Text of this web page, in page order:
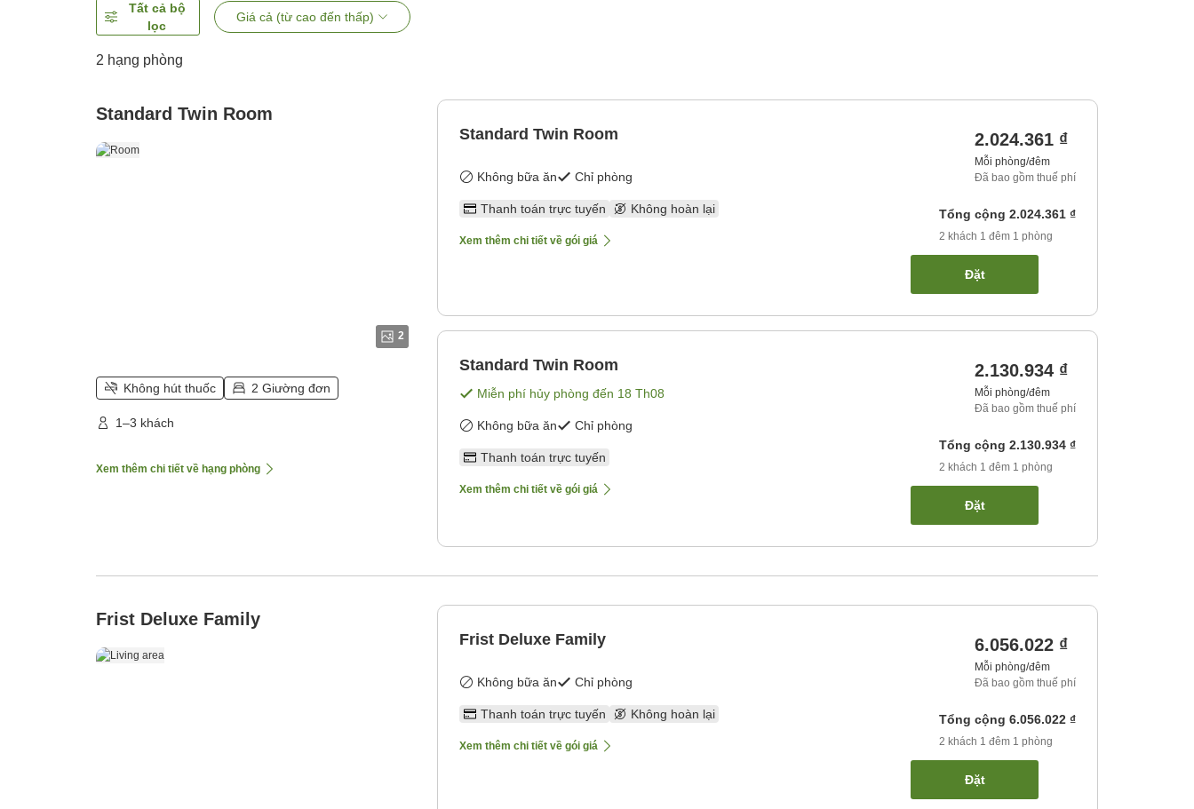
Tất cả bộ
lọc
Giá cả (từ cao đến thấp)
2 hạng phòng
Standard Twin Room
2
Không hút thuốc 2 Giường đơn
1–3 khách
Xem thêm chi tiết về hạng phòng
Standard Twin Room
Không bữa ăn Chỉ phòng
Thanh toán trực tuyến Không hoàn lại
Xem thêm chi tiết về gói giá
2.024.361 ₫
Mỗi phòng/đêm
Đã bao gồm thuế phí
Tổng cộng 2.024.361 ₫
2 khách 1 đêm 1 phòng
Đặt
Standard Twin Room
Miễn phí hủy phòng đến 18 Th08
Không bữa ăn Chỉ phòng
Thanh toán trực tuyến
Xem thêm chi tiết về gói giá
2.130.934 ₫
Mỗi phòng/đêm
Đã bao gồm thuế phí
Tổng cộng 2.130.934 ₫
2 khách 1 đêm 1 phòng
Đặt
Frist Deluxe Family
Frist Deluxe Family
Không bữa ăn Chỉ phòng
Thanh toán trực tuyến Không hoàn lại
Xem thêm chi tiết về gói giá
6.056.022 ₫
Mỗi phòng/đêm
Đã bao gồm thuế phí
Tổng cộng 6.056.022 ₫
2 khách 1 đêm 1 phòng
Đặt